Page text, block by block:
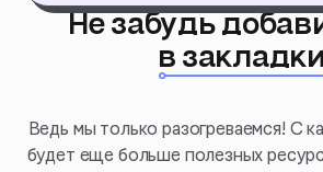
Не забудь
в
Ведь мы только разогреваемся! С
будет еще больше полезных